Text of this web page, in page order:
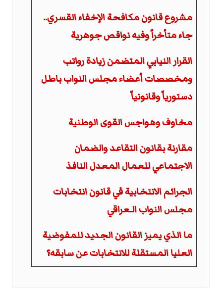
مشروع قانون مكافحة الإخفاء القسري..
جاء متأخراً وفيه نواقص جوهرية
القرار النيابي المتضمن زيادة رواتب
ومخصصات أعضاء مجلس النواب باطل
دستورياً وقانونياً
مخاوف وهواجس القوى الوطنية
مقارنة بقانون التقاعد والضمان
الاجتماعي للعمال المعدل النافذ
الجرائم الانتخابية في قانون انتخابات
مجلس النواب الـعراقي
ما الذي يميز القانون الجديد للمفوضية
العليا المستقلة للانتخابات عن سابقه؟